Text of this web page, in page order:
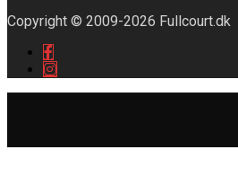
Copyright © 2009-2026 Fullcourt.dk